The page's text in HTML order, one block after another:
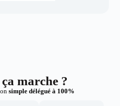
marche ?
simple délégué à 100%